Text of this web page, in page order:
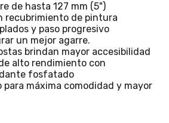
de hasta 127 mm (5")
recubrimiento de pintura
y paso progresivo
un mejor agarre.
brindan mayor accesibilidad
alto rendimiento con
fosfatado
para máxima comodidad y mayor